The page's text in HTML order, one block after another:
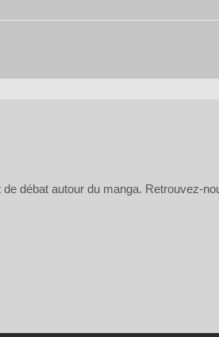
débat autour du manga. Retrouvez-